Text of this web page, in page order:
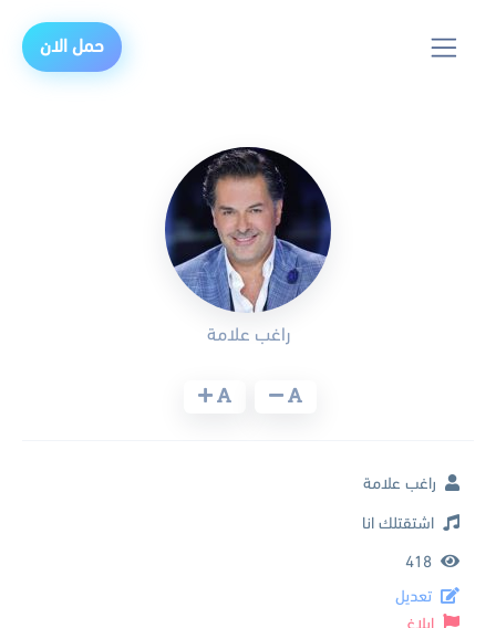
حمل الان
راغب علامة
راغب علامة
اشتقتلك انا
418
تعديل
ابلاغ